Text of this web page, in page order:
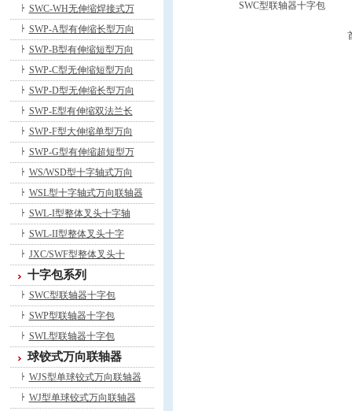
SWC-WH无伸缩焊接式万
SWP-A型有伸缩长型万向
SWP-B型有伸缩短型万向
SWP-C型无伸缩短型万向
SWP-D型无伸缩长型万向
SWP-E型有伸缩双法兰长
SWP-F型大伸缩单型万向
SWP-G型有伸缩超短型万
WS/WSD型十字轴式万向
WSL型十字轴式万向联轴器
SWL-I型整体叉头十字轴
SWL-II型整体叉头十字
JXC/SWF型整体叉头十
十字包系列
SWC型联轴器十字包
SWP型联轴器十字包
SWL型联轴器十字包
球铰式万向联轴器
WJS型单球铰式万向联轴器
WJ型单球铰式万向联轴器
SWC型联轴器十字包